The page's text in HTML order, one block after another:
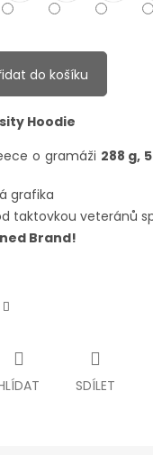
do košíku
Hoodie
o gramáži 288 g,
grafika
taktovkou veteránů
Brand!
SDÍLET